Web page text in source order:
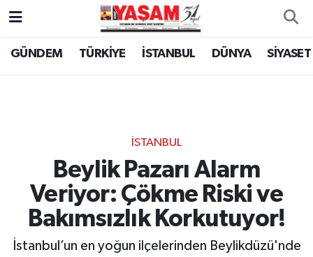
GÜNDEM TÜRKİYE İSTANBUL DÜNYA SİYASET
İSTANBUL
Beylik Pazarı Alarm
Veriyor: Çökme Riski ve
Bakımsızlık Korkutuyor!
İstanbul’un en yoğun ilçelerinden Beylikdüzü'nde